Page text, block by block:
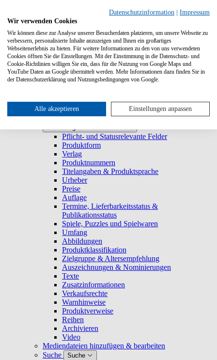
Systemanforderungen
Verlage
Verlage
Log-in
Startseite
Trefferliste
Trefferliste
Titel duplizieren & E-Book generieren
Historie
Titeldetailansicht
Titel anlegen und bearbeiten
Pflicht- und Statusrelevante Felder
Produktform
Verlag
Produktnummern
Titelangaben & Produktsprache
Urheber
Preise
Auflage
Termine, Lieferbarkeitsstatus &
Publikationsstatus
Spiele, Puzzles und Spielwaren
Umfang
Abbildungen
Produktklassifikation
Zielgruppe & Altersempfehlung
Auszeichnungen & Nominierungen
Texte
Zusatzinformationen
Verkaufsrechte
Warnhinweise
Produktverweise
Reihen
Archivieren
Video
Mediendateien hinzufügen & bearbeiten
Suche
Suche
Datenschutzinformation
Impressum
Wir verwenden Cookies
Wir können diese zur Analyse unserer Besucherdaten platzieren, um unsere Webseite zu
verbessern, personalisierte Inhalte anzuzeigen und Ihnen ein großartiges
Webseitenerlebnis zu bieten. Für weitere Informationen zu den von uns verwendeten
Cookies öffnen Sie die Einstellungen. Mit der Einstimmung in die Datenschutz- und
Cookie-Richtlinien willigen Sie ein, dass für die Nutzung von Google Maps und
YouTube Daten an Google übermittelt werden. Mehr Informationen dazu finden Sie in
der Datenschutzerklärung und Nutzungsbedingungen von Google.
Alle akzeptieren Einstellungen anpassen